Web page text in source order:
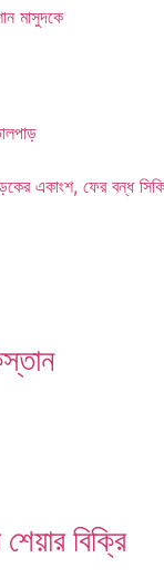
মাসুদকে
একাংশ, ফের বন্ধ
বিক্রি